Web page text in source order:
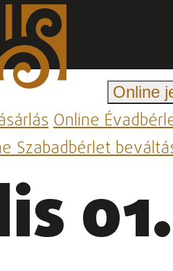
Online
Online
Szabadbérlet
01.